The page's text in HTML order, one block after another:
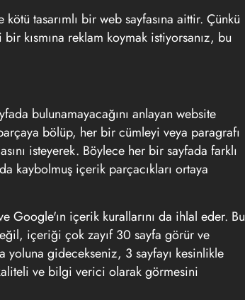
tasarımlı bir web sayfasına aittir. Çünkü
kısmına reklam koymak istiyorsanız, bu
bulunamayacağını anlayan website
bölüp, her bir cümleyi veya paragrafı
isteyerek. Böylece her bir sayfada farklı
kaybolmuş içerik parçacıkları ortaya
Google'ın içerik kurallarını da ihlal eder. Bu
içeriği çok zayıf 30 sayfa görür ve
yoluna gidecekseniz, 3 sayfayı kesinlikle
ve bilgi verici olarak görmesini